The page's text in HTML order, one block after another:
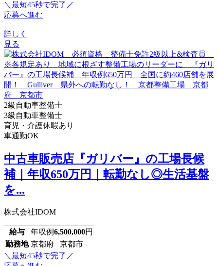
＼最短45秒で完了／
応募へ進む
詳しく
見る
2級自動車整備士
3級自動車整備士
育児・介護休暇あり
車通勤OK
中古車販売店『ガリバー』の工場長候
補｜年収650万円｜転勤なし◎生活基盤
を...
株式会社IDOM
給与 年収例6,500,000円
勤務地 京都府 京都市
＼最短45秒で完了／